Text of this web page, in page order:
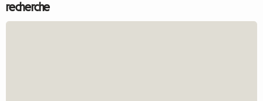
recherche